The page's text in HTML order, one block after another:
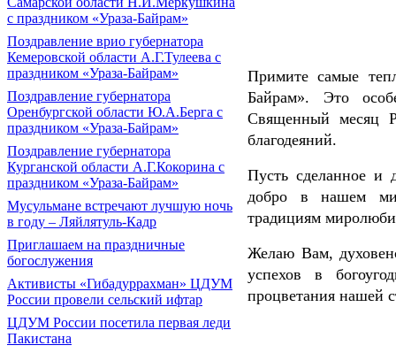
с праздником «Ураза-Байрам»
Поздравление врио губернатора
Кемеровской области А.Г.Тулеева с
праздником «Ураза-Байрам»
Поздравление губернатора
Оренбургской области Ю.А.Берга с
праздником «Ураза-Байрам»
Поздравление губернатора
Курганской области А.Г.Кокорина с
праздником «Ураза-Байрам»
Мусульмане встречают лучшую ночь
в году – Ляйлятуль-Кадр
Приглашаем на праздничные
богослужения
Активисты «Гибадуррахман» ЦДУМ
России провели сельский ифтар
ЦДУМ России посетила первая леди
Пакистана
Примите самые
Байрам». Это
Священный месяц
благодеяний.
Пусть сделанное и
добро в нашем
традициям
Желаю Вам,
успехов в
процветания нашей